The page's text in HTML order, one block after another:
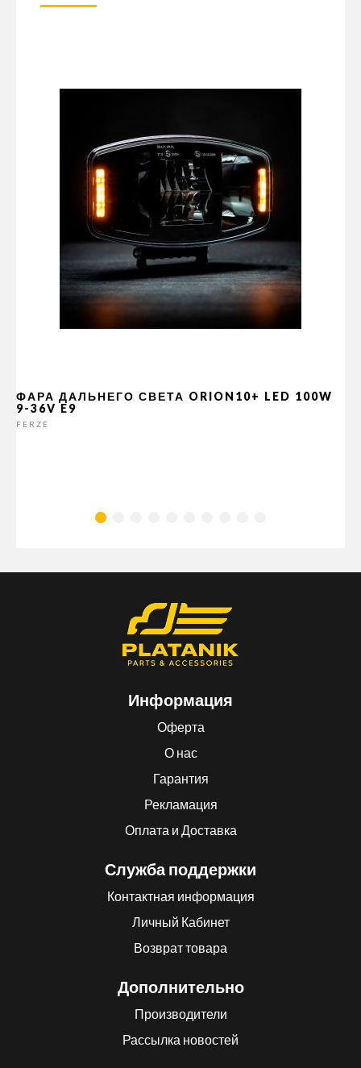
ФАРА ДАЛЬНЕГО СВЕТА ORION10+ LED 100W
9-36V E9
FERZE
Информация
Оферта
О нас
Гарантия
Рекламация
Оплата и Доставка
Служба поддержки
Контактная информация
Личный Кабинет
Возврат товара
Дополнительно
Производители
Рассылка новостей